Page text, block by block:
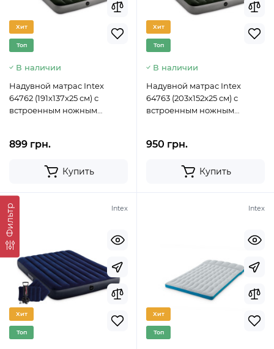
Фильтр
Хит
Топ
В наличии
Надувной матрас Intex
64762 (191x137x25 см) с
встроенным ножным
899 грн.
Купить
Хит
Топ
В наличии
Надувной матрас Intex
64763 (203x152x25 см) с
встроенным ножным
950 грн.
Купить
Intex
Хит
Топ
Intex
Хит
Топ